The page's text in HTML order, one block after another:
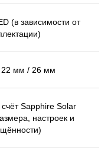
(в зависимости от
22 мм / 26 мм
Sapphire Solar
настроек и